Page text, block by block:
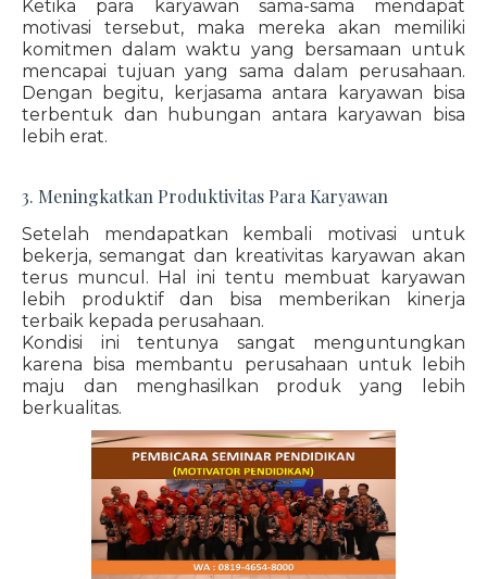
Ketika para karyawan sama-sama mendapat
motivasi tersebut, maka mereka akan memiliki
komitmen dalam waktu yang bersamaan untuk
mencapai tujuan yang sama dalam perusahaan.
Dengan begitu, kerjasama antara karyawan bisa
terbentuk dan hubungan antara karyawan bisa
lebih erat.
3. Meningkatkan Produktivitas Para Karyawan
Setelah mendapatkan kembali motivasi untuk
bekerja, semangat dan kreativitas karyawan akan
terus muncul. Hal ini tentu membuat karyawan
lebih produktif dan bisa memberikan kinerja
terbaik kepada perusahaan.
Kondisi ini tentunya sangat menguntungkan
karena bisa membantu perusahaan untuk lebih
maju dan menghasilkan produk yang lebih
berkualitas.